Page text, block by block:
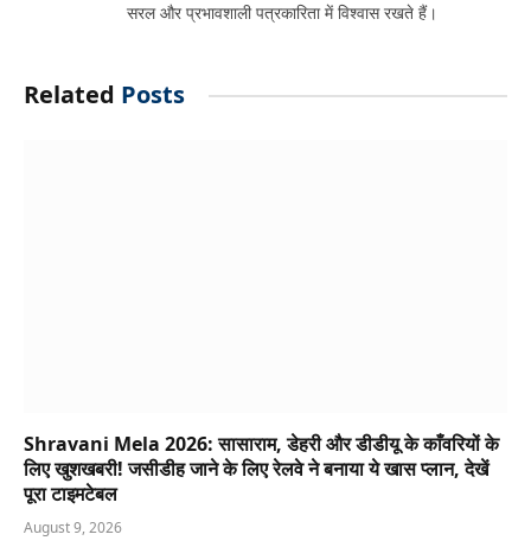
सरल और प्रभावशाली पत्रकारिता में विश्वास रखते हैं।
Related Posts
Shravani Mela 2026: सासाराम, डेहरी और डीडीयू के काँवरियों के
लिए खुशखबरी! जसीडीह जाने के लिए रेलवे ने बनाया ये खास प्लान, देखें
पूरा टाइमटेबल
August 9, 2026